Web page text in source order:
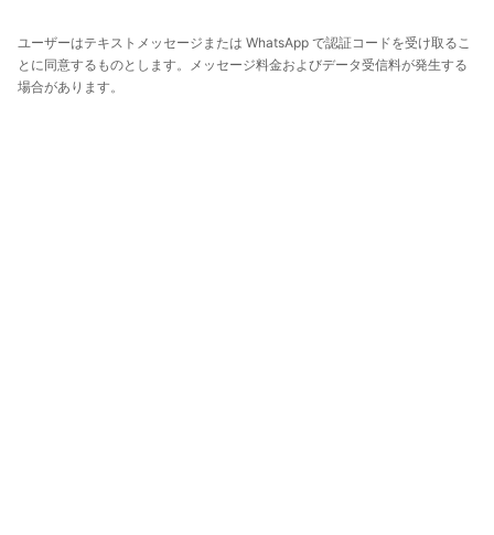
ユーザーはテキストメッセージまたは WhatsApp で認証コードを受け取るこ
とに同意するものとします。メッセージ料金およびデータ受信料が発生する
場合があります。